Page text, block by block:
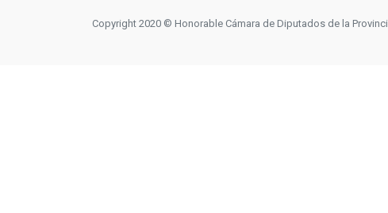
Copyright 2020 © Honorable Cámara de Diputados de la